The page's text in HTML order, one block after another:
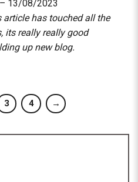
– 13/08/2023
article has touched all the
its really really good
up new blog.
3 4 →